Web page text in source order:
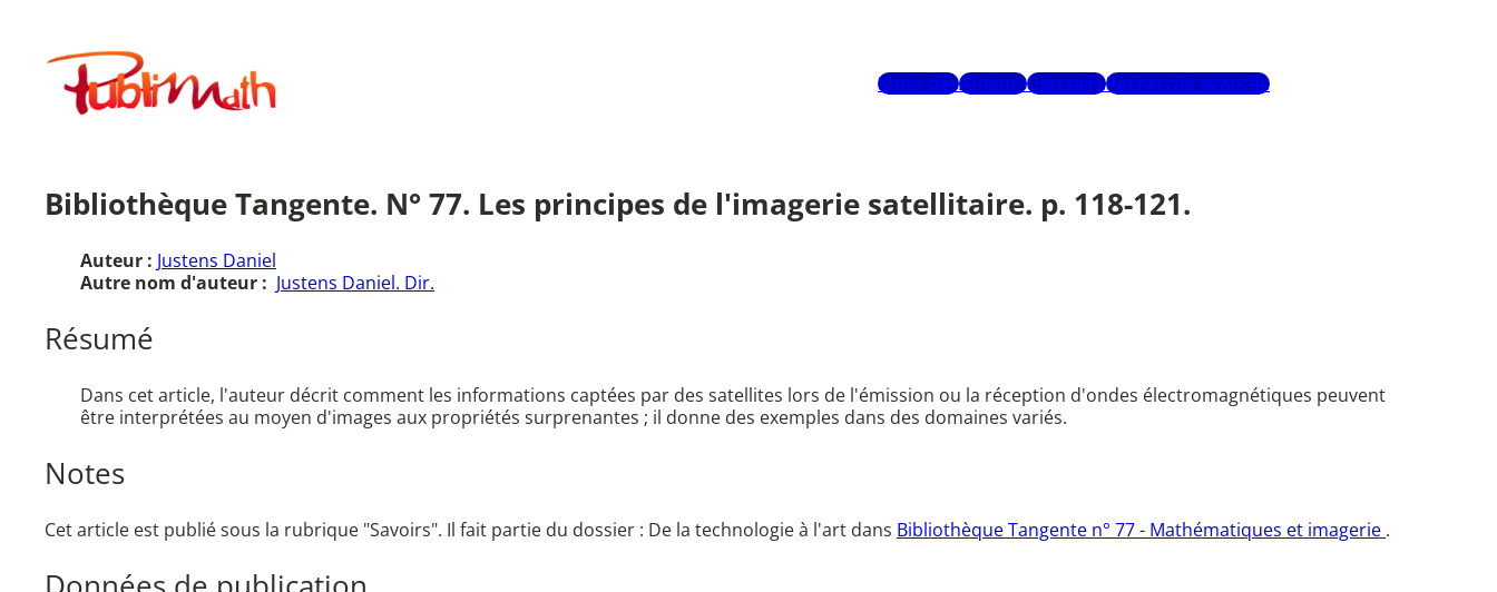
contenuPublimath
Mots-clésAuteursGlossaireRecherche avancée
Bibliothèque Tangente. N° 77. Les principes de l'imagerie satellitaire. p. 118-121.
Auteur : Justens Daniel
Autre nom d'auteur : Justens Daniel. Dir.
Résumé
Dans cet article, l'auteur décrit comment les informations captées par des satellites lors de l'émission ou la réception d'ondes électromagnétiques peuvent
être interprétées au moyen d'images aux propriétés surprenantes ; il donne des exemples dans des domaines variés.
Notes
Cet article est publié sous la rubrique "Savoirs". Il fait partie du dossier : De la technologie à l'art dans Bibliothèque Tangente n° 77 - Mathématiques et imagerie .